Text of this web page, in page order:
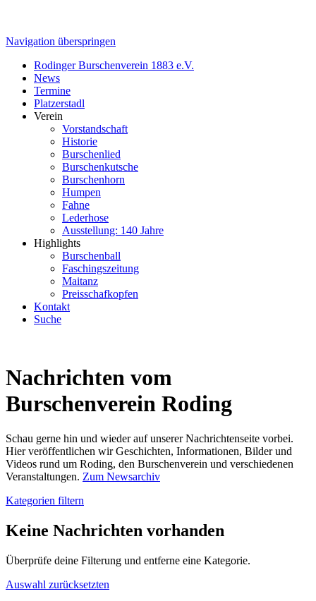
Navigation überspringen
Rodinger Burschenverein 1883 e.V.
News
Termine
Platzerstadl
Verein
Vorstandschaft
Historie
Burschenlied
Burschenkutsche
Burschenhorn
Humpen
Fahne
Lederhose
Ausstellung: 140 Jahre
Highlights
Burschenball
Faschingszeitung
Maitanz
Preisschafkopfen
Kontakt
Suche
Nachrichten vom
Burschenverein Roding
Schau gerne hin und wieder auf unserer Nachrichtenseite vorbei.
Hier veröffentlichen wir Geschichten, Informationen, Bilder und
Videos rund um Roding, den Burschenverein und verschiedenen
Veranstaltungen. Zum Newsarchiv
Kategorien filtern
Keine Nachrichten vorhanden
Überprüfe deine Filterung und entferne eine Kategorie.
Auswahl zurücksetzten